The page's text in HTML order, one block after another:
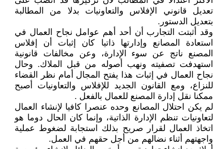
تعديل قانوني الإفلاس والتعاونيات بدلا من المطالبة
بتعديل الدستور.
وقد أثبتت التجارب أن أحد أهم عوامل نجاح العمال في
استعادة المصانع وإدارتها ذاتيا كان إثبات أن إفلاس
المصنع ناتج عن سوء الإدارة، وعن مخالفات قانونية
استهدفت تصفيته ونهب أصوله من قبل الملاك. وحال
نجاح العمال في إثبات هذا يفتح المجال أمام نظر القضاء
للنزاع، ومع القانون الجديد للإفلاس والتعاونيات أصبح
ممكنا نقل إدارة المصنع للعمال بالفعل .
لم يكن احتلال المصانع وحده عنصرا كافيا لإنشاء العمال
لتعاونيات تنظم الإدارة الذاتية، وإنما كان الحال دوما هو
اتخاذ العمال لقرار صريح بذلك استجابة لضغوط عملية
واجهتهم أثناء نضالهم من أجل حقهم في العمل.